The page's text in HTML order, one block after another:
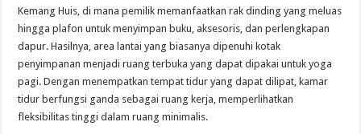
Kemang Huis, di mana pemilik memanfaatkan rak dinding yang meluas
hingga plafon untuk menyimpan buku, aksesoris, dan perlengkapan
dapur. Hasilnya, area lantai yang biasanya dipenuhi kotak
penyimpanan menjadi ruang terbuka yang dapat dipakai untuk yoga
pagi. Dengan menempatkan tempat tidur yang dapat dilipat, kamar
tidur berfungsi ganda sebagai ruang kerja, memperlihatkan
fleksibilitas tinggi dalam ruang minimalis.